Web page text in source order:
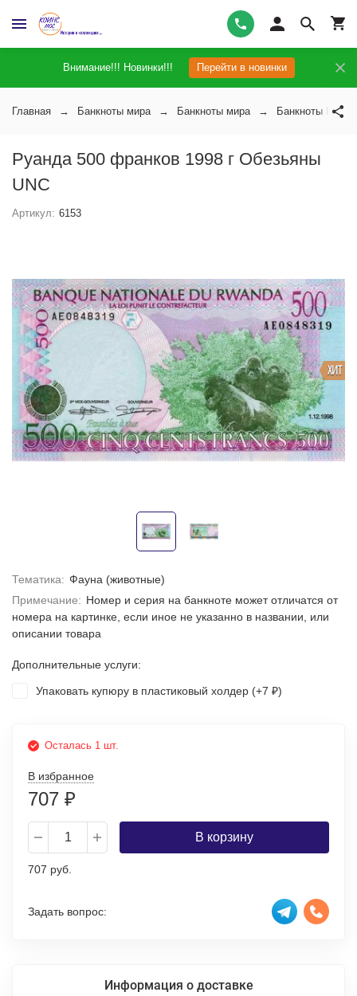
Внимание!!! Новинки!!! Перейти в новинки
Главная Банкноты мира Банкноты мира Банкноты
Руанда 500 франков 1998 г Обезьяны
UNC
Артикул: 6153
ХИТ
Тематика: Фауна (животные)
Примечание: Номер и серия на банкноте может отличатся от
номера на картинке, если иное не указанно в названии, или
описании товара
Дополнительные услуги:
Упаковать купюру в пластиковый холдер (+7 ₽)
Осталась 1 шт.
В избранное
707 ₽
В корзину
707 руб.
Задать вопрос:
Информация о доставке